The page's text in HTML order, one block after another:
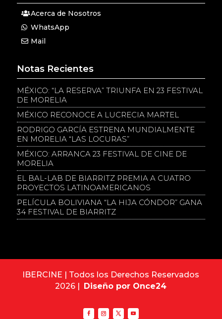
Acerca de Nosotros
WhatsApp
Mail
Notas Recientes
MÉXICO: “LA RESERVA” TRIUNFA EN 23 FESTIVAL
DE MORELIA
MÉXICO RECONOCE A LUCRECIA MARTEL
RODRIGO GARCÍA ESTRENA MUNDIALMENTE
EN MORELIA “LAS LOCURAS”
MÉXICO: ARRANCA 23 FESTIVAL DE CINE DE
MORELIA
EL BAL-LAB DE BIARRITZ PREMIA A CUATRO
PROYECTOS LATINOAMERICANOS
PELÍCULA BOLIVIANA “LA HIJA CÓNDOR” GANA
34 FESTIVAL DE BIARRITZ
IBERCINE | Todos los Derechos Reservados
2026 | Diseño por Once24